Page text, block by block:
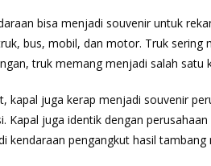
bisa menjadi souvenir untuk
bus, mobil, dan motor. Truk sering
truk memang menjadi salah satu
kapal juga kerap menjadi souvenir
Kapal juga identik dengan
kendaraan pengangkut hasil tambang